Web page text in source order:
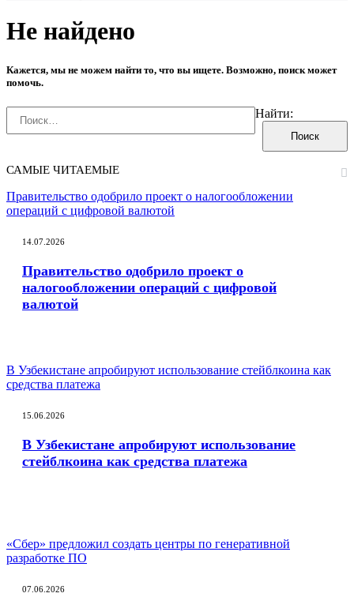
Не найдено
Кажется, мы не можем найти то, что вы ищете. Возможно, поиск может
помочь.
Найти:
САМЫЕ ЧИТАЕМЫЕ
Правительство одобрило проект о налогообложении
операций с цифровой валютой
14.07.2026
Правительство одобрило проект о
налогообложении операций с цифровой
валютой
В Узбекистане апробируют использование стейблкоина как
средства платежа
15.06.2026
В Узбекистане апробируют использование
стейблкоина как средства платежа
«Сбер» предложил создать центры по генеративной
разработке ПО
07.06.2026